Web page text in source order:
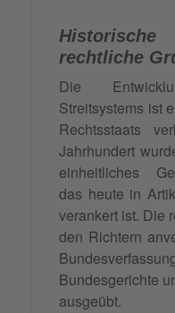
rechtliche
Die
Streitsystems ist
Rechtsstaats
Jahrhundert
einheitliches
das heute in
verankert ist. Die
den Richtern
Bundesgerichte
ausgeübt.